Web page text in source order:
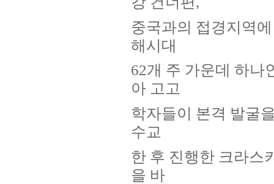
중국과의 접경지역
해시대
62개 주 가운데 하나
아 고고
학자들이 본격 발굴
수교
한 후 진행한 크라스
을 바